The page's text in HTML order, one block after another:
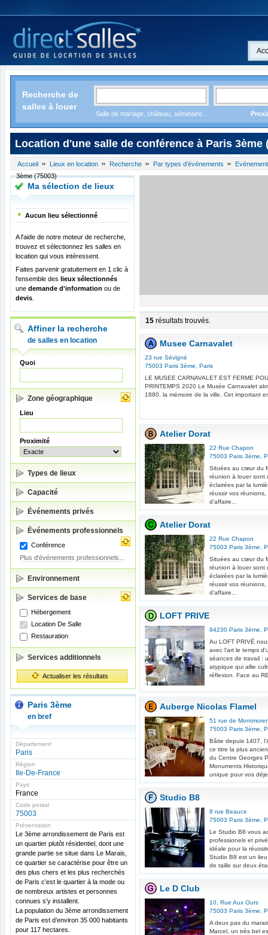
Recherche de
salles à louer
Salle de mariage, château, séminaire...
Location d'une salle de conférence à Paris 3ème
Accueil Lieux en location Recherche Par types d'événements
3ème (75003)
Ma sélection de lieux
Aucun lieu sélectionné
A l'aide de notre moteur de recherche,
trouvez et sélectionnez les salles en
location qui vous intéressent.
Faites parvenir gratuitement en 1 clic à
l'ensemble des lieux sélectionnés
une demande d'information ou de
devis
Affiner la recherche
de salles en location
Quoi
Zone géographique
Lieu
Proximité
Types de lieux
Capacité
Événements privés
Événements professionnels
Conférence
Plus d'événements professionnels...
Environnement
Services de base
Hébergement
Location De Salle
Restauration
Services additionnels
Actualiser les résultats
Paris 3ème
en bref
Département
Paris
Région
Ile-De-France
Pays
France
Code postal
75003
Présentation
Le 3ème arrondissement de Paris est
un quartier plutôt résidentiel, dont une
grande partie se situe dans Le Marais,
ce quartier se caractérise pour être un
des plus chers et les plus recherchés
de Paris c’est le quartier à la mode ou
de nombreux artistes et personnes
connues s'y installent.
La population du 3ème arrondissement
de Paris est d’environ 35 000 habitants
pour 117 hectares.
15 résultats trouvés.
Musee Carnavalet
23 rue Sévigné
75003 Paris 3ème
Paris
LE MUSEE CARNAVALET EST FERME
PRINTEMPS 2020 Le Musée Carnavalet
1880, la mémoire de la ville. Cet important
Atelier Dorat
22 Rue Chapon
75003 Paris 3ème
Situées au cœur du
réunion à louer sont
éclairées par la
réussir vos
d'affaire...
Atelier Dorat
22 Rue Chapon
75003 Paris 3ème
Situées au cœur du
réunion à louer sont
éclairées par la
réussir vos
d'affaire...
LOFT PRIVE
94230 Paris 3ème
Au LOFT PRIVÉ
avec l'art le temps
séances de travail :
atypique qui allie
réflexion. Face au
Auberge Nicolas Flamel
51 rue de
75003 Paris 3ème
Bâtie depuis 1407,
ce titre la plus
du Centre Georges
Monuments
unique pour vos
Studio B8
8 rue Beauce
75003 Paris 3ème
Le Studio B8 vous
professionels et
idéale pour la
Studio B8 est un
de taille sur deux
Le D Club
10, Rue Aux Ours
75003 Paris 3ème
A deux pas du
Marcel, un très bel